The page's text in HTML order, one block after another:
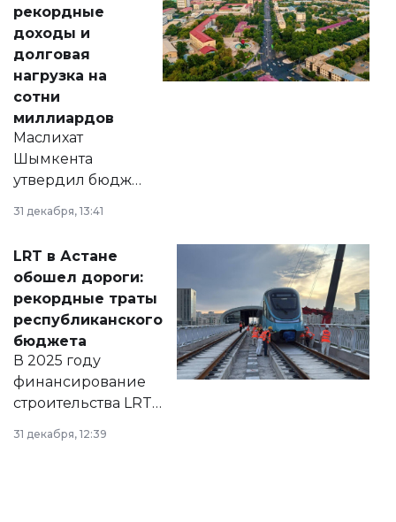
рекордные
доходы и
долговая
нагрузка на
сотни
миллиардов
Маслихат
Шымкента
утвердил бюджет
города на 2026–
2028 годы.
документ
появился в базе
нормативных
правовых актов и
на сайте маслихат
города.
31 декабря, 13:41
LRT в Астане
обошел дороги:
рекордные траты
республиканского
бюджета
В 2025 году
финансирование
строительства LRT
в Астане из
республиканского
31 декабря, 12:39